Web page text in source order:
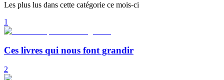
Les plus lus dans cette catégorie ce mois-ci
1
Ces livres qui nous font grandir
2